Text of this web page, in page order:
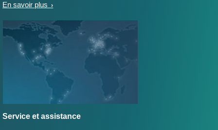
En savoir plus
Service et assistance